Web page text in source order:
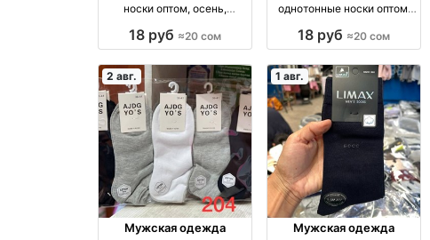
носки оптом, осень,
производство Россия
18 руб ≈20 сом
однотонные носки оптом,
производство Россия
18 руб ≈20 сом
2 авг.
Мужская одежда
1 авг.
Мужская одежда